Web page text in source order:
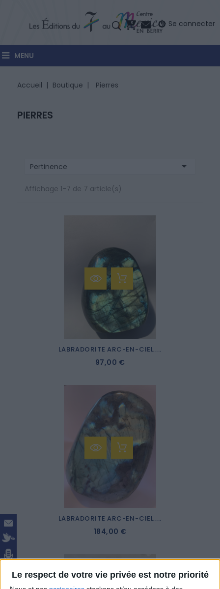
Le respect de votre vie privée est notre priorité
Se connecter
0
MENU
Accueil Boutique Pierres
PIERRES
Pertinence 
Affichage 1-7 de 7 article(s)
LABRADORITE ARC-EN-CIEL....
97,00 €
LABRADORITE ARC-EN-CIEL....
184,00 €